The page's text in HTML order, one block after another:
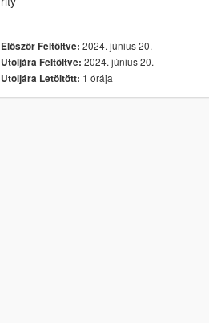
Először Feltöltve: 2024. június 20.
Utoljára Feltöltve: 2024. június 20.
Utoljára Letöltött: 1 órája